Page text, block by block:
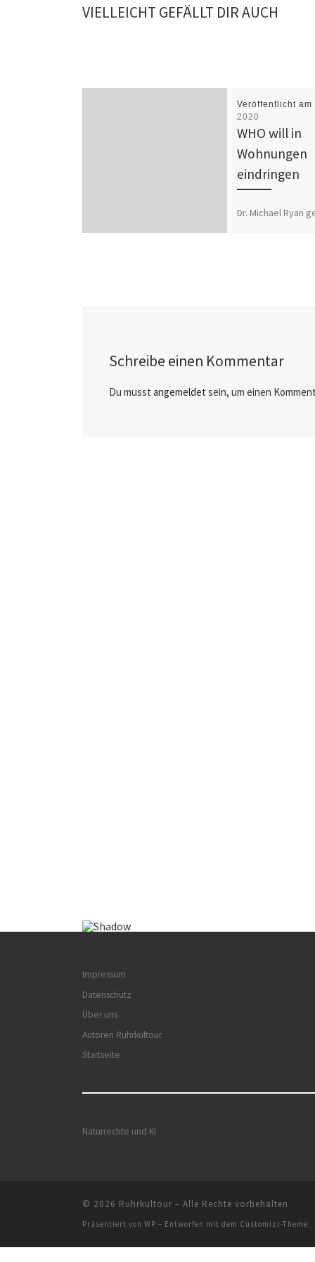
VIELLEICHT GEFÄLLT DIR AUCH
Veröffentlicht am
2020
WHO will in
Wohnungen
eindringen
Dr. Michael Ryan
Schreibe einen Kommentar
Du musst angemeldet sein, um einen
Impressum
Datenschutz
Über uns
Autoren Ruhrkultour
Startseite
Naturrechte und KI
© 2026 Ruhrkultour – Alle Rechte vorbehalten
Präsentiert von WP – Entworfen mit dem Customizr-Theme